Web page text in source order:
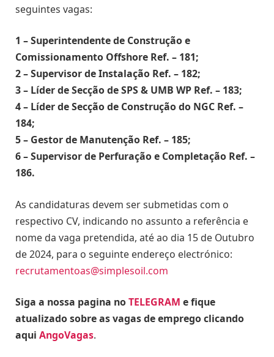
seguintes vagas:
1 – Superintendente de Construção e
Comissionamento Offshore Ref. – 181;
2 – Supervisor de Instalação Ref. – 182;
3 – Líder de Secção de SPS & UMB WP Ref. – 183;
4 – Líder de Secção de Construção do NGC Ref. –
184;
5 – Gestor de Manutenção Ref. – 185;
6 – Supervisor de Perfuração e Completação Ref. –
186.
As candidaturas devem ser submetidas com o
respectivo CV, indicando no assunto a referência e
nome da vaga pretendida, até ao dia 15 de Outubro
de 2024, para o seguinte endereço electrónico:
recrutamentoas@simplesoil.com
Siga a nossa pagina noTELEGRAM e fique
atualizado sobre as vagas de emprego clicando
aqui AngoVagas.